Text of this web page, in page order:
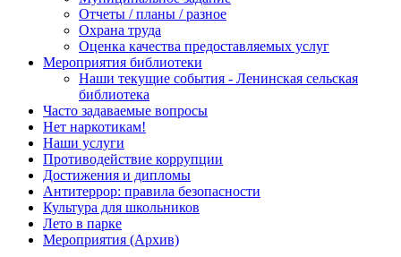
Отчеты / планы / разное
Охрана труда
Оценка качества предоставляемых услуг
Мероприятия библиотеки
Наши текущие события - Ленинская сельская
библиотека
Часто задаваемые вопросы
Нет наркотикам!
Наши услуги
Противодействие коррупции
Достижения и дипломы
Антитеррор: правила безопасности
Культура для школьников
Лето в парке
Мероприятия (Архив)